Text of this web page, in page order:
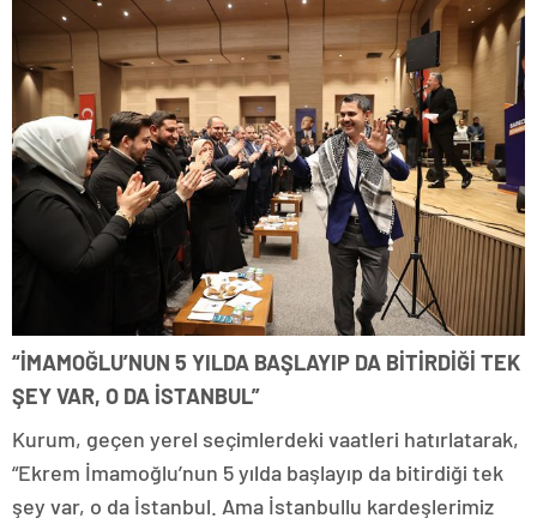
“İMAMOĞLU’NUN 5 YILDA BAŞLAYIP DA BİTİRDİĞİ TEK
ŞEY VAR, O DA İSTANBUL”
Kurum, geçen yerel seçimlerdeki vaatleri hatırlatarak,
“Ekrem İmamoğlu’nun 5 yılda başlayıp da bitirdiği tek
şey var, o da İstanbul. Ama İstanbullu kardeşlerimiz